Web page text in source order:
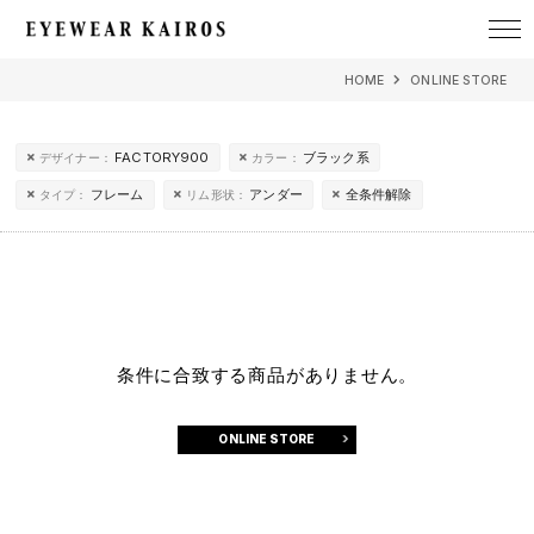
HOME ONLINE STORE
デザイナー： FACTORY900 カラー： ブラック系
タイプ： フレーム リム形状： アンダー 全条件解除
条件に合致する商品がありません。
ONLINE STORE